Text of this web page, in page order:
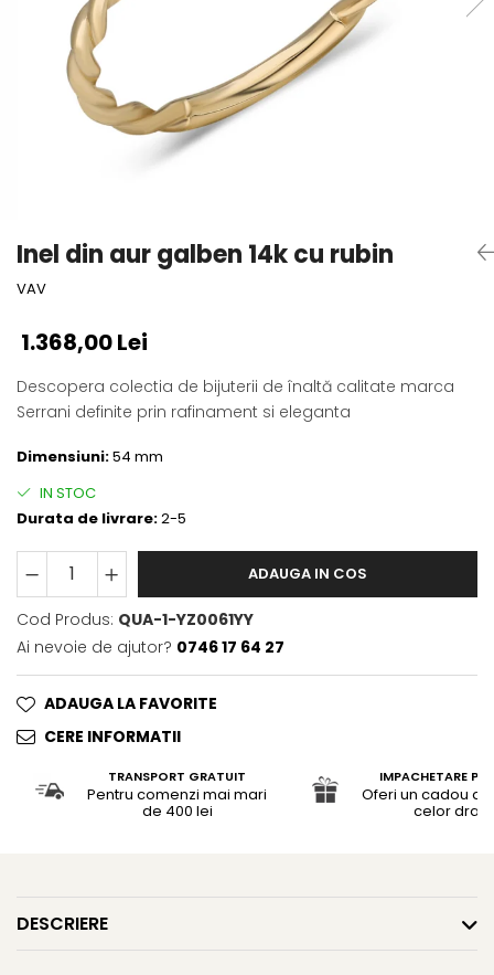
Inel din aur galben 14k cu rubin
VAV
1.368,00 Lei
Descopera colectia de bijuterii de înaltă calitate marca
Serrani definite prin rafinament si eleganta
Dimensiuni:54 mm
IN STOC
Durata de livrare:2-5
ADAUGA IN COS
Cod Produs: QUA-1-YZ0061YY
Ai nevoie de ajutor? 0746 17 64 27
ADAUGA LA FAVORITE
CERE INFORMATII
TRANSPORT GRATUIT
Pentru comenzi mai mari
de 400 lei
IMPACHETARE
Oferi un cadou
celor dragi
DESCRIERE